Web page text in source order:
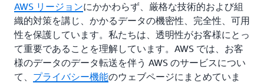
AWS リージョンにかかわらず、厳格な技術的および組
織的対策を講じ、かかるデータの機密性、完全性、可用
性を保護しています。私たちは、透明性がお客様にとっ
て重要であることを理解しています。AWS では、お客
様のデータのデータ転送を伴う AWS のサービスについ
て、 プライバシー機能のウェブページにまとめていま